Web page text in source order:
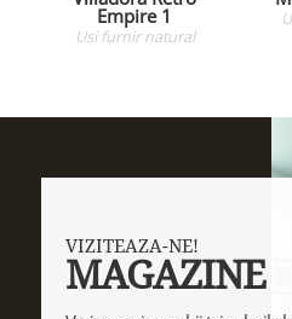
Empire 1
Usifurnir natural
VIZITEAZA-NE!
MAGAZINE